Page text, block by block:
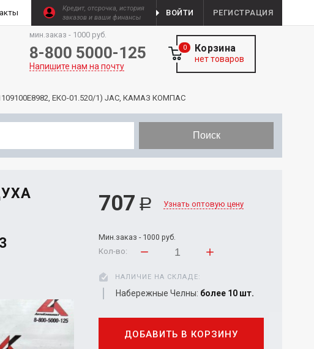
Кредит, отсрочка, история
заказов и ваши финансы
ВОЙТИ РЕГИСТРАЦИЯ
мин.заказ - 1000 руб.
8-800 5000-125
Напишите нам на почту
Корзина
0
нет товаров
ЕКО-01.520/1) JAC, КАМАЗ КОМПАС
Поиск
707 Р Узнать оптовую цену
Мин.заказ - 1000 руб.
Кол-во:
НАЛИЧИЕ НА СКЛАДЕ:
Набережные Челны: более 10 шт.
ДОБАВИТЬ В КОРЗИНУ